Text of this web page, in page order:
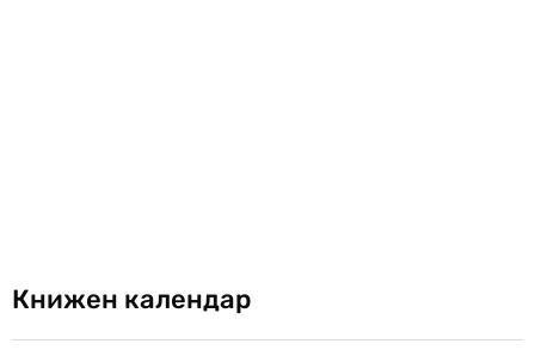
Книжен календар